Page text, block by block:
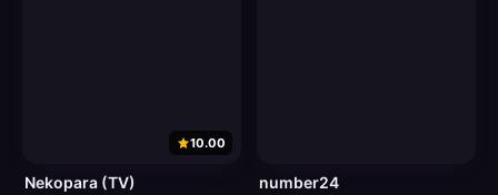
10.00
Nekopara (TV) number24